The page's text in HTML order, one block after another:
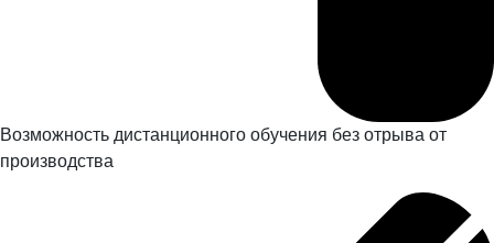
Возможность дистанционного обучения без отрыва от
производства